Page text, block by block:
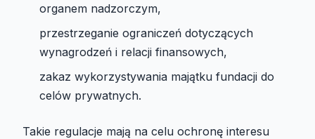
organem nadzorczym,
przestrzeganie ograniczeń dotyczących
wynagrodzeń i relacji finansowych,
zakaz wykorzystywania majątku fundacji do
celów prywatnych.
Takie regulacje mają na celu ochronę interesu